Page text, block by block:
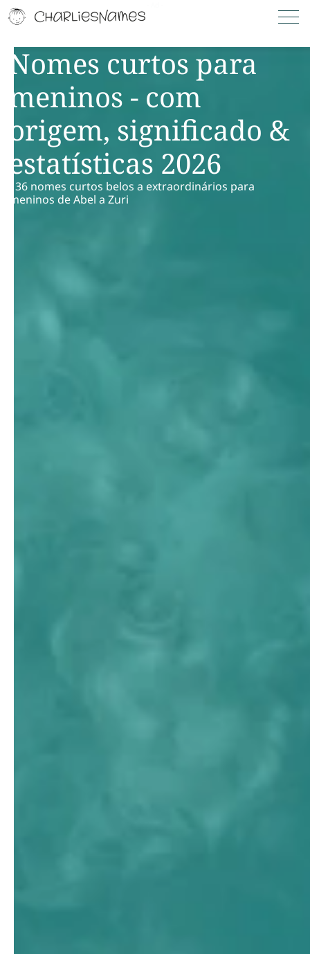
Nomes curtos para
meninos - com
origem, significado &
estatísticas 2026
136 nomes curtos belos a extraordinários para
meninos de Abel a Zuri